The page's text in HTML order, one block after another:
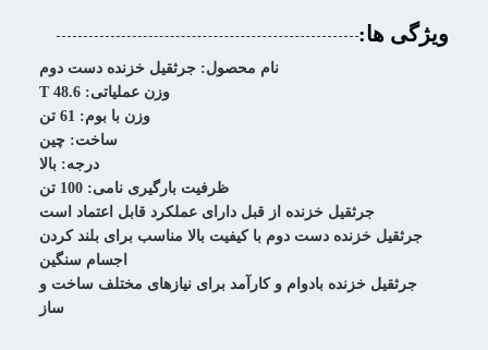
ویژگی ها:
نام محصول: جرثقیل خزنده دست دوم
وزن عملیاتی: 48.6 T
وزن با بوم: 61 تن
ساخت: چین
درجه: بالا
ظرفیت بارگیری نامی: 100 تن
جرثقیل خزنده از قبل دارای عملکرد قابل اعتماد است
جرثقیل خزنده دست دوم با کیفیت بالا مناسب برای بلند کردن
اجسام سنگین
جرثقیل خزنده بادوام و کارآمد برای نیازهای مختلف ساخت و
ساز